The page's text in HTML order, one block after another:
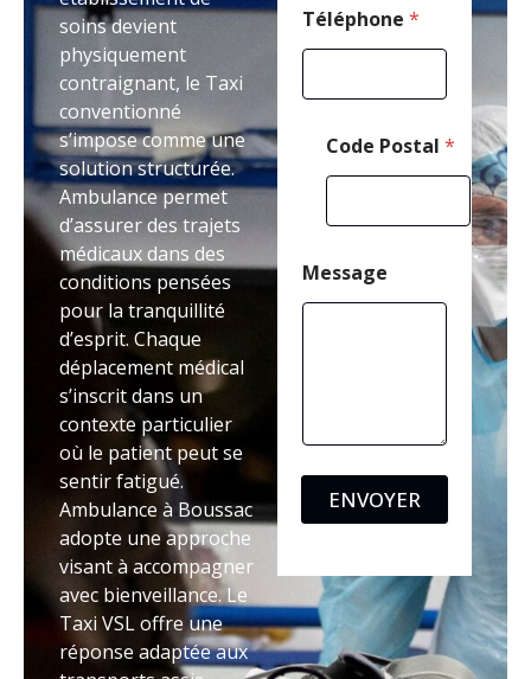
soins devient
physiquement
contraignant, le Taxi
conventionné
s’impose comme une
solution structurée.
Ambulance permet
d’assurer des trajets
médicaux dans des
conditions pensées
pour la tranquillité
d’esprit. Chaque
déplacement médical
s’inscrit dans un
contexte particulier
où le patient peut se
sentir fatigué.
Ambulance à Boussac
adopte une approche
visant à accompagner
avec bienveillance. Le
Taxi VSL offre une
réponse adaptée aux
Téléphone *
Code Postal *
a
Message
ENVOYER